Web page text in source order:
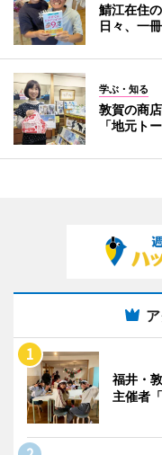
鯖江在住
日々、一
学ぶ・知る
敦賀の商
「地元ト
福井・
主催者